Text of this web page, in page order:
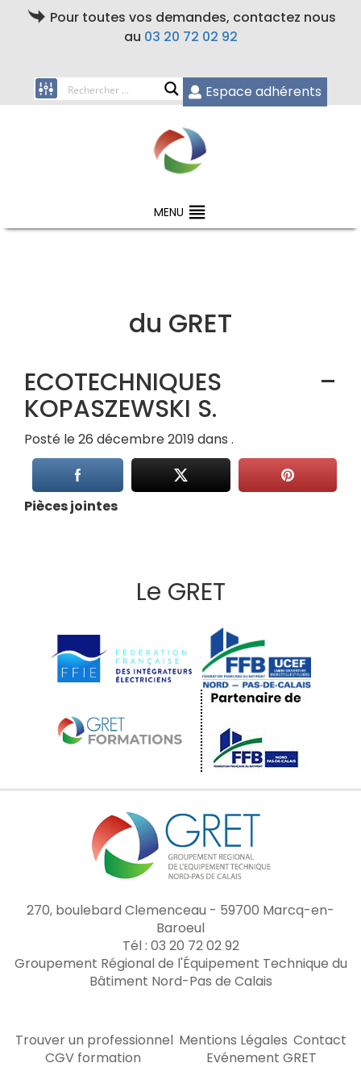
Pour toutes vos demandes, contactez nous
au 03 20 72 02 92
Espace adhérents
MENU
du GRET
ECOTECHNIQUES –
KOPASZEWSKI S.
Posté le 26 décembre 2019 dans .
Pièces jointes
Le GRET
270, boulebard Clemenceau - 59700 Marcq-en-
Baroeul
Tél : 03 20 72 02 92
Groupement Régional de l'Équipement Technique du
Bâtiment Nord-Pas de Calais
Trouver un professionnel Mentions Légales Contact
CGV formation
Evénement GRET